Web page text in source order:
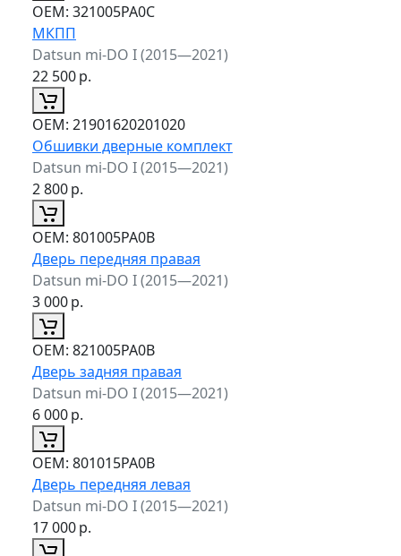
ОЕМ: 321005PA0C
МКПП
Datsun mi-DO I (2015—2021)
22 500р.
ОЕМ: 21901620201020
Обшивки дверные комплект
Datsun mi-DO I (2015—2021)
2 800р.
ОЕМ: 801005PA0B
Дверь передняя правая
Datsun mi-DO I (2015—2021)
3 000р.
ОЕМ: 821005PA0B
Дверь задняя правая
Datsun mi-DO I (2015—2021)
6 000р.
ОЕМ: 801015PA0B
Дверь передняя левая
Datsun mi-DO I (2015—2021)
17 000р.